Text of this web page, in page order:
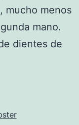
mucho menos
mano.
dientes de